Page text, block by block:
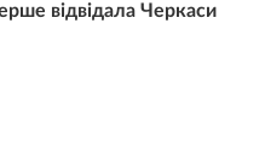
відвідала Черкаси